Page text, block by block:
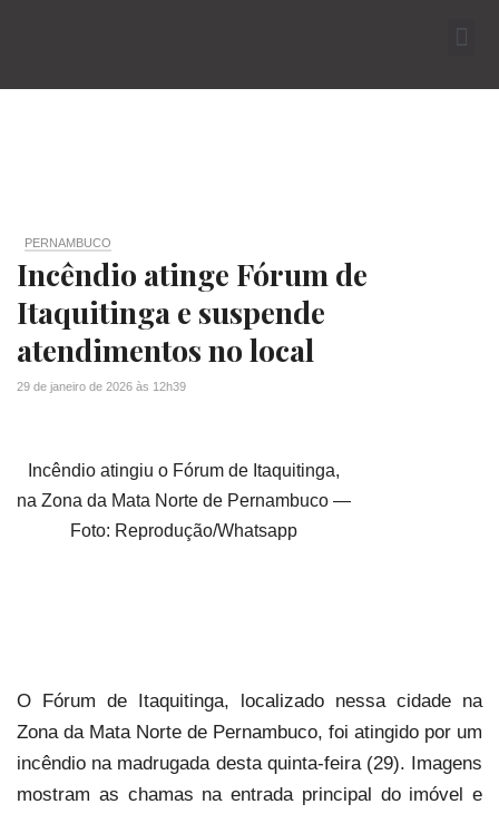
PERNAMBUCO
Incêndio atinge Fórum de
Itaquitinga e suspende
atendimentos no local
29 de janeiro de 2026 às 12h39
Incêndio atingiu o Fórum de Itaquitinga,
na Zona da Mata Norte de Pernambuco —
Foto: Reprodução/Whatsapp
O Fórum de Itaquitinga, localizado nessa cidade na
Zona da Mata Norte de Pernambuco, foi atingido por um
incêndio na madrugada desta quinta-feira (29). Imagens
mostram as chamas na entrada principal do imóvel e